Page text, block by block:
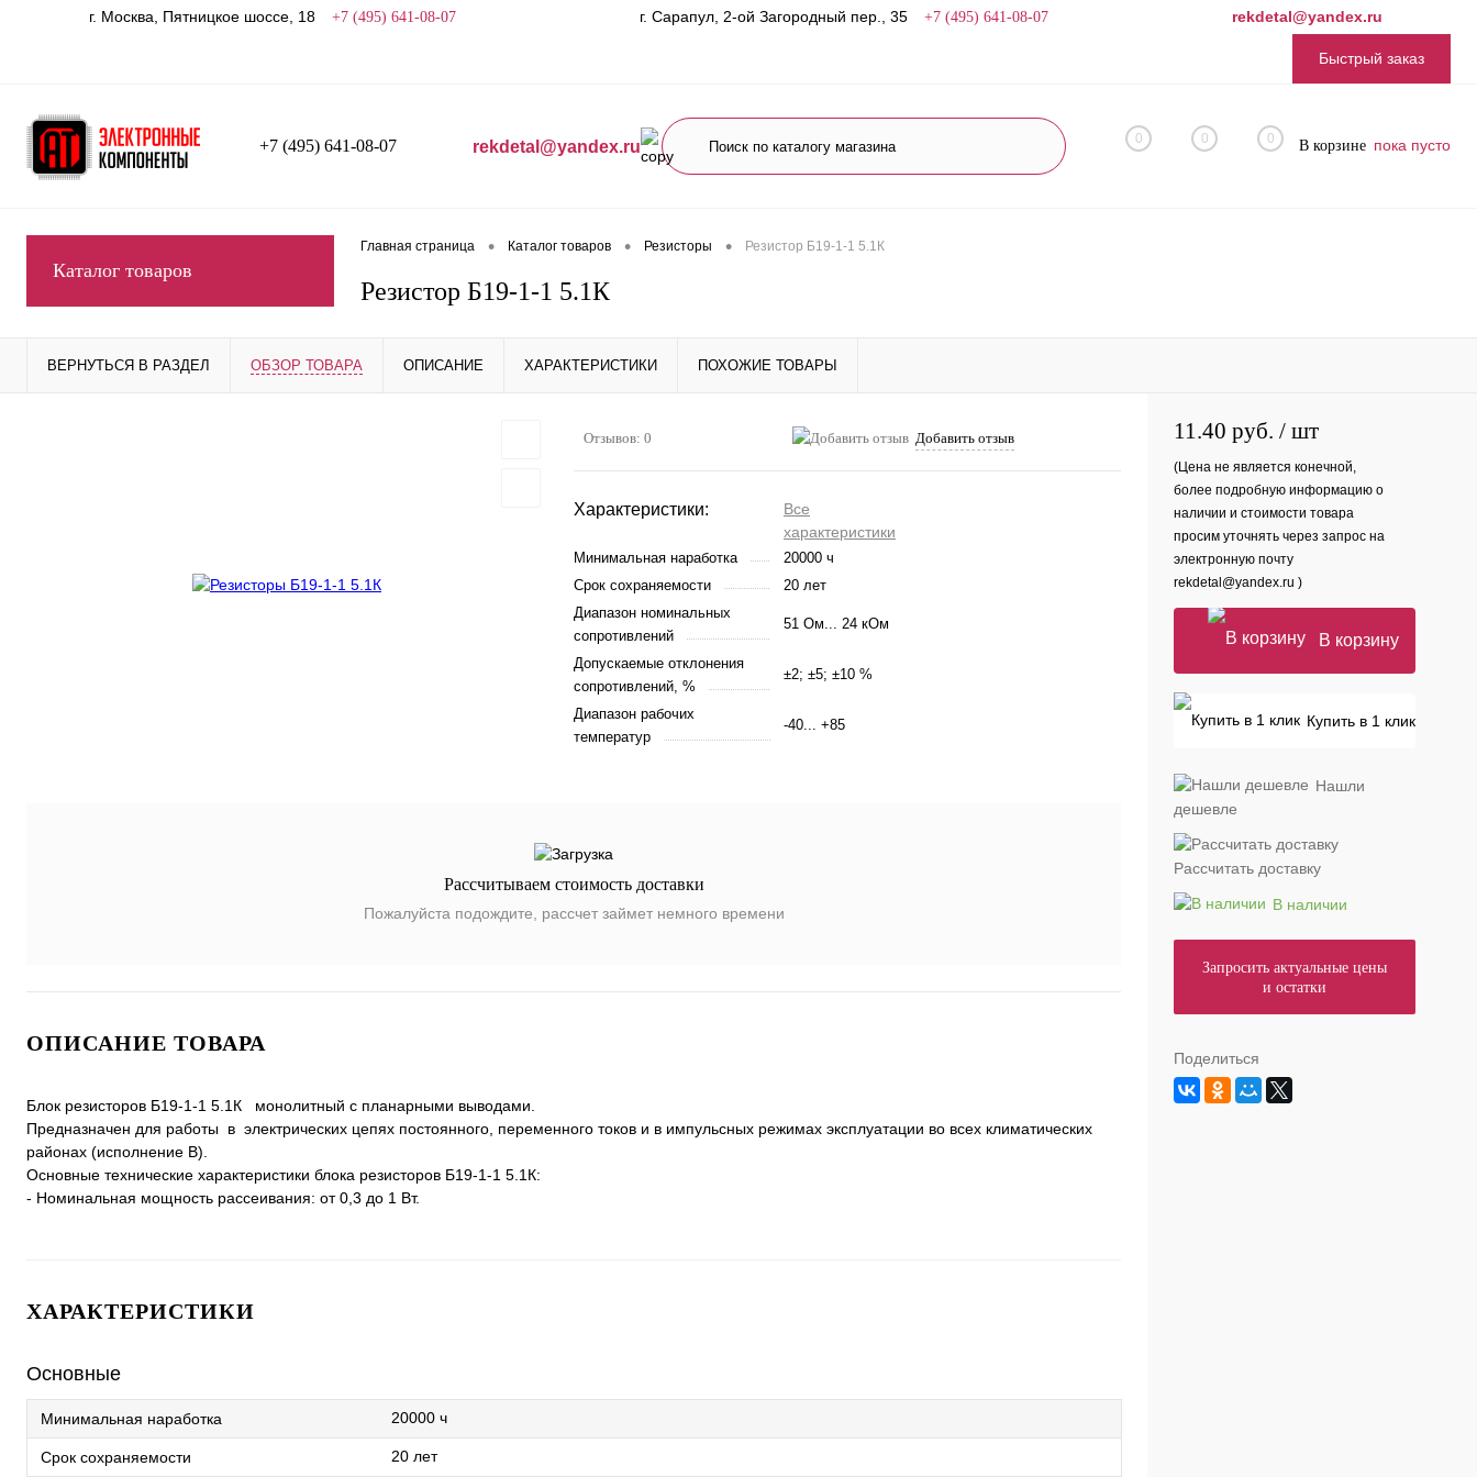
г. Москва, Пятницкое шоссе, 18 +7 (495) 641-08-07 г. Сарапул, 2-ой Загородный пер., 35 +7 (495) 641-08-07 rekdetal@yandex.ru
Быстрый заказ
+7 (495) 641-08-07 rekdetal@yandex.ru 0 0 0 В корзине пока пусто
Каталог товаров
Главная страница • Каталог товаров • Резисторы • Резистор Б19-1-1 5.1К
Резистор Б19-1-1 5.1К
ВЕРНУТЬСЯ В РАЗДЕЛ ОБЗОР ТОВАРА ОПИСАНИЕ ХАРАКТЕРИСТИКИ ПОХОЖИЕ ТОВАРЫ
Отзывов: 0 Добавить отзыв
Характеристики:
Все
характеристики
Минимальная наработка
20000 ч
Срок сохраняемости
20 лет
Диапазон номинальных
сопротивлений
51 Ом... 24 кОм
Допускаемые отклонения
сопротивлений, %
±2; ±5; ±10 %
Диапазон рабочих
температур
-40... +85
Рассчитываем стоимость доставки
Пожалуйста подождите, рассчет займет немного времени
ОПИСАНИЕ ТОВАРА
Блок резисторов Б19-1-1 5.1К монолитный с планарными выводами.
Предназначен для работы в электрических цепях постоянного, переменного токов и в импульсных режимах эксплуатации во всех климатических
районах (исполнение В).
Основные технические характеристики блока резисторов Б19-1-1 5.1К:
- Номинальная мощность рассеивания: от 0,3 до 1 Вт.
ХАРАКТЕРИСТИКИ
Основные
Минимальная наработка 20000 ч
Срок сохраняемости 20 лет
11.40 руб. / шт
(Цена не является конечной,
более подробную информацию о
наличии и стоимости товара
просим уточнять через запрос на
электронную почту
rekdetal@yandex.ru )
В корзину
Купить в 1 клик
Нашли
дешевле
Рассчитать доставку
В наличии
Запросить актуальные цены
и остатки
Поделиться